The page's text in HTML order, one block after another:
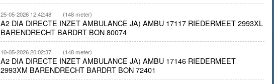
25-05-2026 12:42:48 (148 meter)
A2 DIA DIRECTE INZET AMBULANCE JA) AMBU 17117 RIEDERMEET 2993XL
BARENDRECHT BARDRT BON 80074
10-05-2026 20:02:37 (148 meter)
A2 DIA DIRECTE INZET AMBULANCE JA) AMBU 17146 RIEDERMEET
2993XM BARENDRECHT BARDRT BON 72401